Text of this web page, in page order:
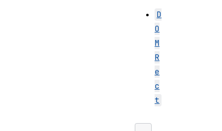
D
O
M
R
e
c
t